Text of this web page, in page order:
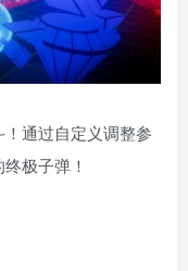
通过自定义调整参
极子弹！